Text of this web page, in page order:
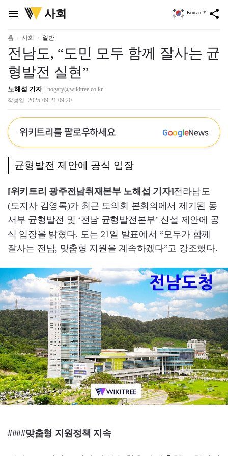
menu
위
키
리
사회 share
Korean ▼
홈 사회 일반
전남도, “도민 모두 함께 잘사는 균
형발전 실현”
노해섭 기자 nogary@wikitree.co.kr
작성일 2025-09-21 09:20
위키트리를 팔로우하세요 GoogleNews
균형발전 제안에 공식 입장
[위키트리 광주전남취재본부 노해섭 기자]전라남도
(도지사 김영록)가 최근 도의회 본회의에서 제기된 동
서부 균형발전 및 ‘전남 균형발전본부’ 신설 제안에 공
식 입장을 밝혔다. 도는 21일 발표에서 “모두가 함께
잘사는 전남, 맞춤형 지원을 계속하겠다”고 강조했다.
####맞춤형 지원정책 지속